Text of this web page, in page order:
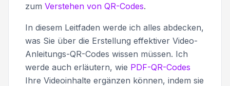
zum Verstehen von QR-Codes.
In diesem Leitfaden werde ich alles abdecken,
was Sie über die Erstellung effektiver Video-
Anleitungs-QR-Codes wissen müssen. Ich
werde auch erläutern, wie PDF-QR-Codes
Ihre Videoinhalte ergänzen können, indem sie